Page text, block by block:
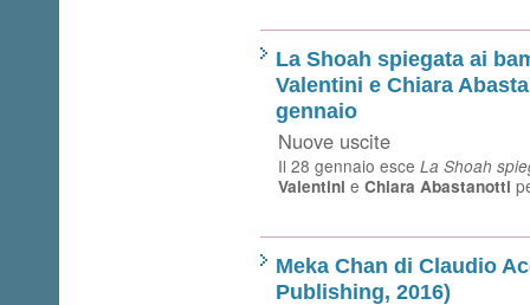
La Shoah spiegata ai
Valentini e Chiara
gennaio
Nuove uscite
Il 28 gennaio esce La Shoah
Valentini e Chiara Abastanotti
Meka Chan di Claudio
Publishing, 2016)